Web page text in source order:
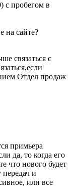
с пробегом в
на сайте?
связаться с
Отдел продаж
примьера
да, то когда его
что нового будет
передач и
или все